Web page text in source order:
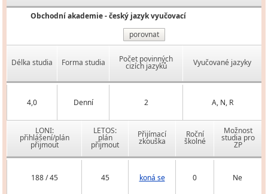
Obchodní akademie - český jazyk vyučovací
porovnat
Délka studia Forma studia Počet povinných
cizích jazyků Vyučované jazyky
4,0 Denní 2 A, N, R
LONI:
přihlášení/plán
přijmout
LETOS:
plán
přijmout
Přijímací
zkouška
Roční
školné
Možnost
studia pro
ZP
188 / 45 45 koná se 0 Ne